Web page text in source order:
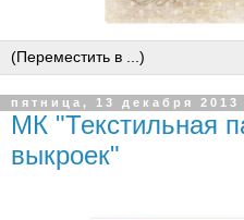
пятница, 13 декабря 2013
МК "Текстильная
выкроек"